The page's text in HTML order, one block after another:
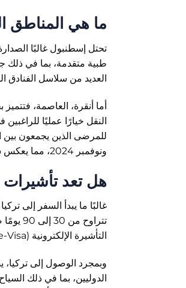
ما هي المناطق
تحتل إسطنبول غالبًا
طبية متقدمة، بما في ذلك
العديد من سلاسل الفنادق
أما أنقرة، العاصمة،
النقل خيارًا عمليًا
ونوفمبر 2024، مما يعكس شعبيتها بين السياح، بمن فيهم المسافرون الطبيون الذين يبحثون عن مزايا البيئة المشمسة.
هل تعد تأشيرات
التأشيرة الإلكترونية (e-Visa) يبسط العملية. وعادةً ما يُستكمل ذلك عبر الإنترنت دون إجراءات ورقية معقدة.
الدوليين، بما في ذلك